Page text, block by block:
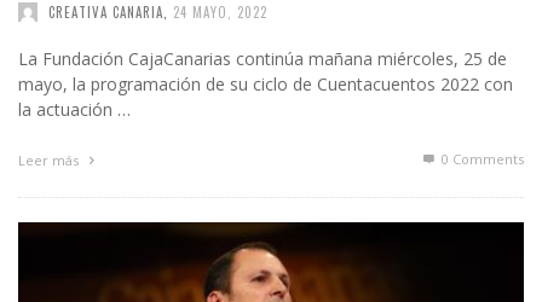
CREATIVA CANARIA 24 MAYO, 2022
La Fundación CajaCanarias continúa mañana miércoles, 25 de
mayo, la programación de su ciclo de Cuentacuentos 2022 con
la actuación …
Leer más 0 Comments